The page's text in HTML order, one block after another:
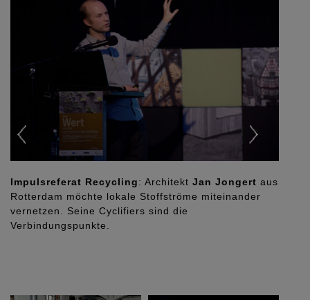
Impulsreferat Recycling: Architekt Jan Jongert aus
Rotterdam möchte lokale Stoffströme miteinander
vernetzen. Seine Cyclifiers sind die
Verbindungspunkte.